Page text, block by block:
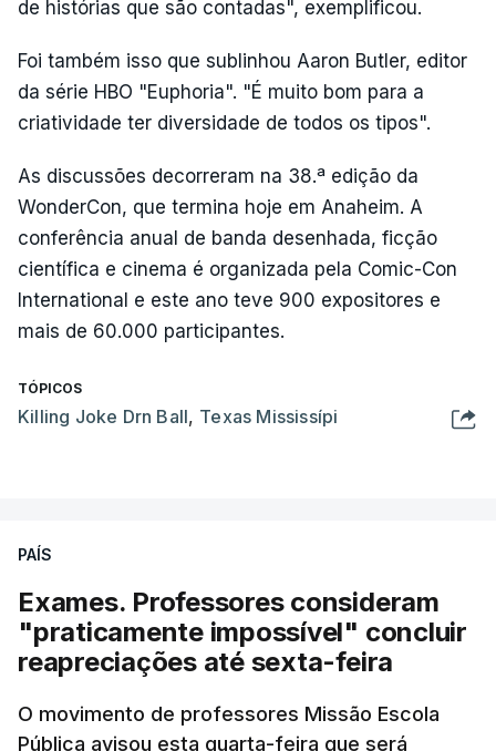
de histórias que são contadas", exemplificou.
Foi também isso que sublinhou Aaron Butler, editor
da série HBO "Euphoria". "É muito bom para a
criatividade ter diversidade de todos os tipos".
As discussões decorreram na 38.ª edição da
WonderCon, que termina hoje em Anaheim. A
conferência anual de banda desenhada, ficção
científica e cinema é organizada pela Comic-Con
International e este ano teve 900 expositores e
mais de 60.000 participantes.
TÓPICOS
Killing Joke Drn Ball, Texas Mississípi
PAÍS
Exames. Professores consideram
"praticamente impossível" concluir
reapreciações até sexta-feira
O movimento de professores Missão Escola
Pública avisou esta quarta-feira que será